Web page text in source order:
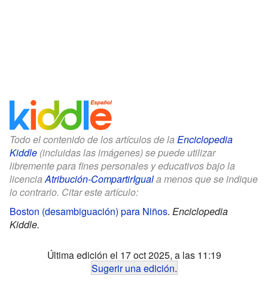
Todo el contenido de los artículos de la Enciclopedia
Kiddle (incluidas las imágenes) se puede utilizar
libremente para fines personales y educativos bajo la
licenciaAtribución-CompartirIguala menos que se indique
lo contrario. Citar este artículo:
Boston (desambiguación) para Niños. Enciclopedia
Kiddle.
Última edición el 17 oct 2025, a las 11:19
Sugerir una edición.